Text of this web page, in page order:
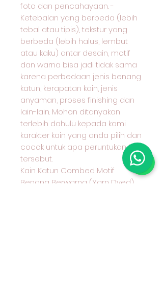
foto dan pencahayaan. -
Ketebalan yang berbeda (lebih
tebal atau tipis), tekstur yang
berbeda (lebih halus, lembut
atau kaku) antar desain, motif
dan warna bisa jadi tidak sama
karena perbedaan jenis benang
katun, kerapatan kain, jenis
anyaman, proses finishing dan
lain-lain. Mohon ditanyakan
terlebih dahulu kepada kami
karakter kain yang anda pilih dan
cocok untuk apa peruntukan kain
tersebut.
Kain Katun Combed Motif
Benang Berwarna (Yarn Dyed)